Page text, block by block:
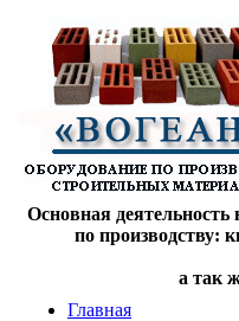
Основная деятельность
по производству:
а так
Главная